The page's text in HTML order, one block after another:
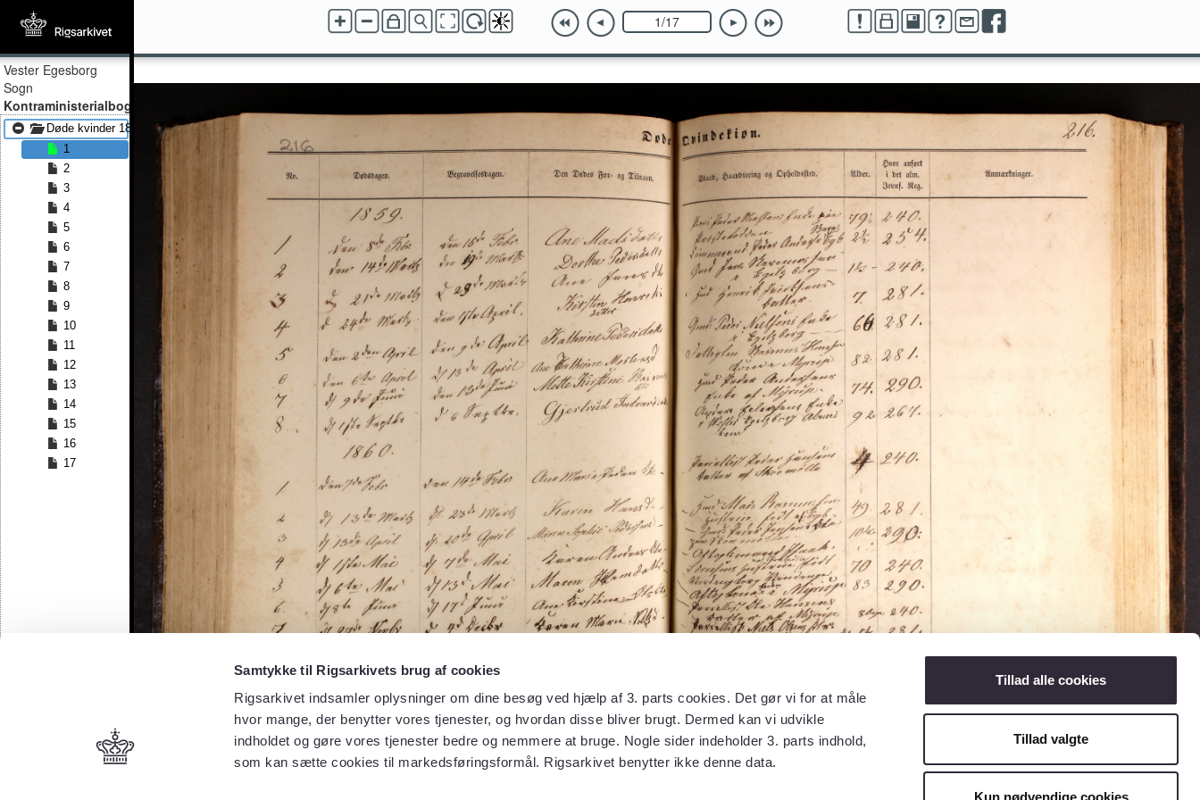
Samtykke til Rigsarkivets brug af cookies
Rigsarkivet indsamler oplysninger om dine besøg ved hjælp af 3. parts cookies. Det gør vi for at måle
hvor mange, der benytter vores tjenester, og hvordan disse bliver brugt. Dermed kan vi udvikle
indholdet og gøre vores tjenester bedre og nemmere at bruge. Nogle sider indeholder 3. parts indhold,
som kan sætte cookies til markedsføringsformål. Rigsarkivet benytter ikke denne data.
Tillad alle cookies
Tillad valgte
Kun nødvendige cookies
Vester Egesborg
Sogn
Kontraministerialbog
Døde kvinder 1859 - Døde kvinder 1891
1
2
3
4
5
6
7
8
9
10
11
12
13
14
15
16
17